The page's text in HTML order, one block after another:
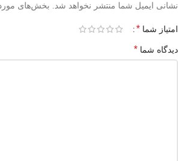
نشانی ایمیل شما منتشر نخواهد شد. بخش‌های
امتیاز شما *
دیدگاه شما *